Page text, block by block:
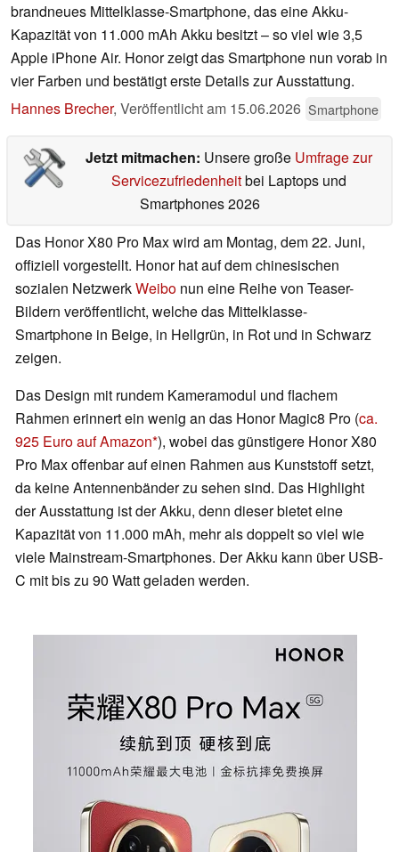
brandneues Mittelklasse-Smartphone, das eine Akku-
Kapazität von 11.000 mAh Akku besitzt – so viel wie 3,5
Apple iPhone Air. Honor zeigt das Smartphone nun vorab in
vier Farben und bestätigt erste Details zur Ausstattung.
Hannes Brecher, Veröffentlicht am 15.06.2026 Smartphone
Jetzt mitmachen: Unsere große Umfrage zur
Servicezufriedenheitbei Laptops und
Smartphones 2026
Das Honor X80 Pro Max wird am Montag, dem 22. Juni,
offiziell vorgestellt. Honor hat auf dem chinesischen
sozialen NetzwerkWeibo nun eine Reihe von Teaser-
Bildern veröffentlicht, welche das Mittelklasse-
Smartphone in Beige, in Hellgrün, in Rot und in Schwarz
zeigen.
Das Design mit rundem Kameramodul und flachem
Rahmen erinnert ein wenig an das Honor Magic8 Pro (ca.
925 Euro auf Amazon ), wobei das günstigere Honor X80
Pro Max offenbar auf einen Rahmen aus Kunststoff setzt,
da keine Antennenbänder zu sehen sind. Das Highlight
der Ausstattung ist der Akku, denn dieser bietet eine
Kapazität von 11.000 mAh, mehr als doppelt so viel wie
viele Mainstream-Smartphones. Der Akku kann über USB-
C mit bis zu 90 Watt geladen werden.